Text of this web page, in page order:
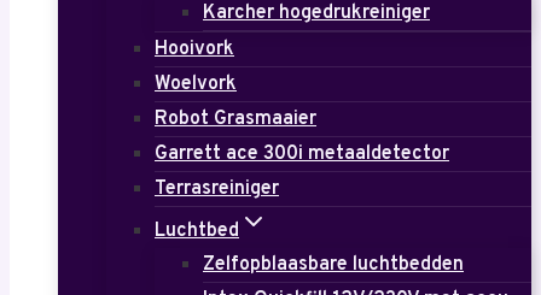
Karcher hogedrukreiniger
Hooivork
Woelvork
Robot Grasmaaier
Garrett ace 300i metaaldetector
Terrasreiniger
Luchtbed
Zelfopblaasbare luchtbedden